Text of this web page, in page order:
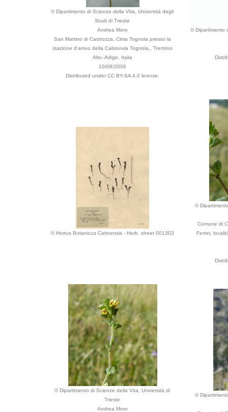
© Dipartimento di Scienze della Vita, Università degli
Studi di Trieste
Andrea Moro
San Martino di Castrozza, Cima Tognola presso la
stazione d'arrivo della Cabinovia Tognola., Trentino
Alto- Adige, Italia
10/08/2006
Distributed under CC BY-SA 4.0 license.
© Dipartimento
© Hortus Botanicus Catinensis - Herb. sheet 001303
©
Comune di
Ferret,
© Dipartimento di Scienze della Vita, Università di
Trieste
Andrea Moro
©